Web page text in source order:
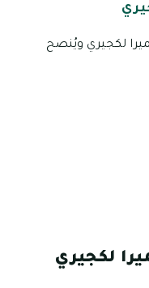
لكجيري ويُنصح
لكجيري